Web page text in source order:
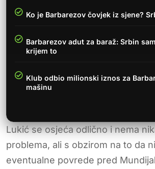
Ko je Barbarezov čovjek iz sjene?
Barbarezov adut za baraž: Srbin
krijem to
Klub odbio milionski iznos za
mašinu
Lukić se osjeća odlično i nema
problema, ali s obzirom na to da
eventualne povrede pred